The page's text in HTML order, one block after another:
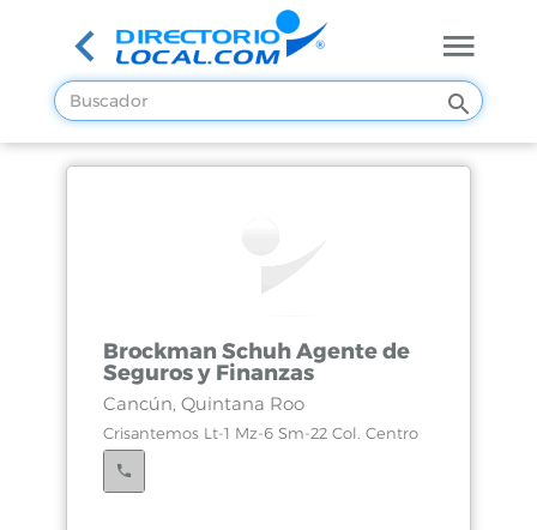
Brockman Schuh Agente de
Seguros y Finanzas
Cancún, Quintana Roo
Crisantemos Lt-1 Mz-6 Sm-22 Col. Centro